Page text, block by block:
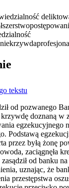
krzywda
tekstu
od pozwanego
doznaną w
egzekucyjnego
Podstawą
przez byłą żonę
zaciągnęła
od banku
uznając, że
przestępstwa